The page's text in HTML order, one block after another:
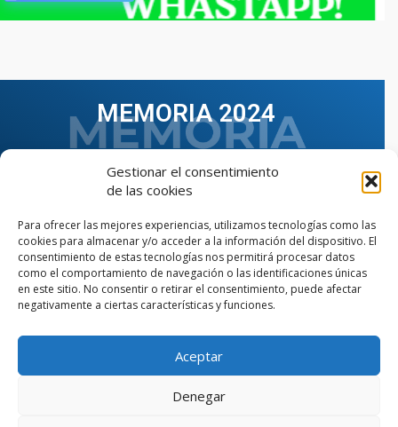
Gestionar el consentimiento
de las cookies
Para ofrecer las mejores experiencias, utilizamos tecnologías como las
cookies para almacenar y/o acceder a la información del dispositivo. El
consentimiento de estas tecnologías nos permitirá procesar datos
como el comportamiento de navegación o las identificaciones únicas
en este sitio. No consentir o retirar el consentimiento, puede afectar
negativamente a ciertas características y funciones.
Aceptar
Denegar
MEMORIA 2024
VER TODAS LAS MEMORIAS